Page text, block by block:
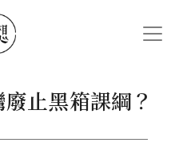
止黑箱課綱？